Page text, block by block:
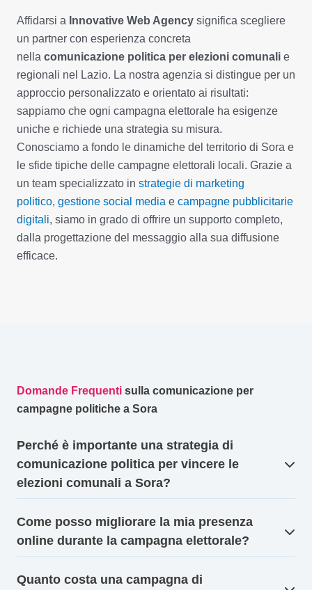
Affidarsi a Innovative Web Agency significa scegliere
un partner con esperienza concreta
nella comunicazione politica per elezioni comunali e
regionali nel Lazio. La nostra agenzia si distingue per un
approccio personalizzato e orientato ai risultati:
sappiamo che ogni campagna elettorale ha esigenze
uniche e richiede una strategia su misura.
Conosciamo a fondo le dinamiche del territorio di Sora e
le sfide tipiche delle campagne elettorali locali. Grazie a
un team specializzato in strategie di marketing
politico, gestione social media e campagne pubblicitarie
digitali, siamo in grado di offrire un supporto completo,
dalla progettazione del messaggio alla sua diffusione
efficace.
Domande Frequenti sulla comunicazione per
campagne politiche a Sora
Perché è importante una strategia di
comunicazione politica per vincere le
elezioni comunali a Sora?
Come posso migliorare la mia presenza
online durante la campagna elettorale?
Quanto costa una campagna di